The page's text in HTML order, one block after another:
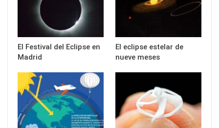
El Festival del Eclipse en
Madrid
El eclipse estelar de
nueve meses